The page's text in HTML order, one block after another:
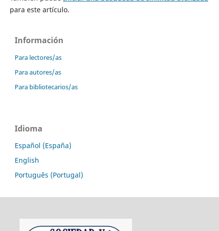
para este artículo.
Información
Para lectores/as
Para autores/as
Para bibliotecarios/as
Idioma
Español (España)
English
Português (Portugal)